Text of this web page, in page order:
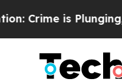
is Plunging, but